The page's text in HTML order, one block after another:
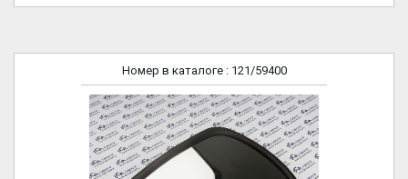
Номер в каталоге : 121/59400